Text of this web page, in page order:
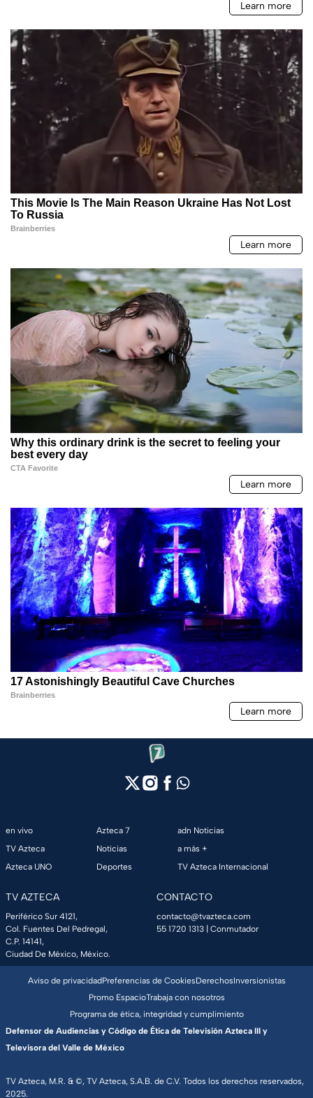
en vivo
TV Azteca
Azteca UNO
Azteca 7
Noticias
Deportes
adn Noticias
a más +
TV Azteca Internacional
TV AZTECA
Periférico Sur 4121,
Col. Fuentes Del Pedregal,
C.P. 14141,
Ciudad De México, México.
CONTACTO
contacto@tvazteca.com
55 1720 1313 | Conmutador
TV Azteca, M.R. & ©, TV Azteca, S.A.B. de C.V. Todos los derechos reservados,
2025.
Aviso de privacidadPreferencias de CookiesDerechosInversionistas
Promo EspacioTrabaja con nosotros
Programa de ética, integridad y cumplimiento
Defensor de Audiencias y Código de Ética de Televisión Azteca III y
Televisora del Valle de México